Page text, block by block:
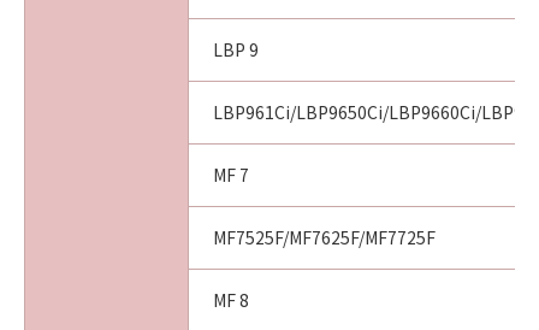
LBP 9
LBP961Ci/LBP9650Ci/LBP9660Ci/
MF 7
MF7525F/MF7625F/MF7725F
MF 8